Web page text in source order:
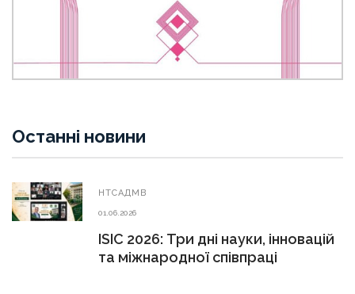
Останні новини
НТСАДМВ
01.06.2026
ISIC 2026: Три дні науки, інновацій
та міжнародної співпраці